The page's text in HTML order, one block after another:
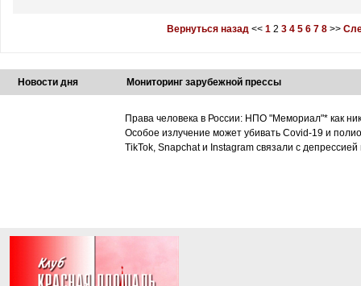
Вернуться назад << 1 2 3 4 5 6 7 8 >>
Новости дня Мониторинг зарубежной прессы
Права человека в России: НПО "Мемориал"* как
Особое излучение может убивать Covid-19 и
TikTok, Snapchat и Instagram связали с